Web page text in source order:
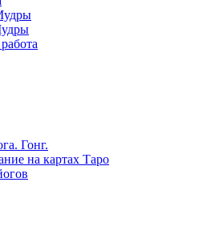
Гонг.
на картах Таро